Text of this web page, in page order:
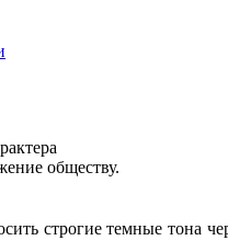
обществу.
строгие темные тона